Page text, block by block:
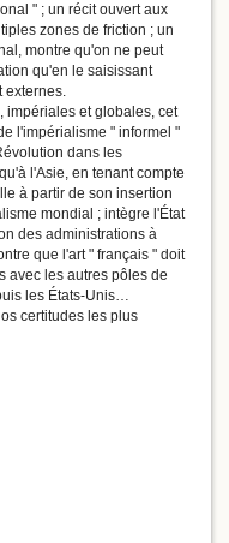
" ; un récit ouvert aux
zones de friction ; un
montre qu'on ne peut
qu'en le saisissant
externes.
impériales et globales, cet
l'impérialisme " informel "
dans les
l'Asie, en tenant compte
à partir de son insertion
mondial ; intègre l'État
des administrations à
que l'art " français " doit
avec les autres pôles de
les États-Unis…
certitudes les plus